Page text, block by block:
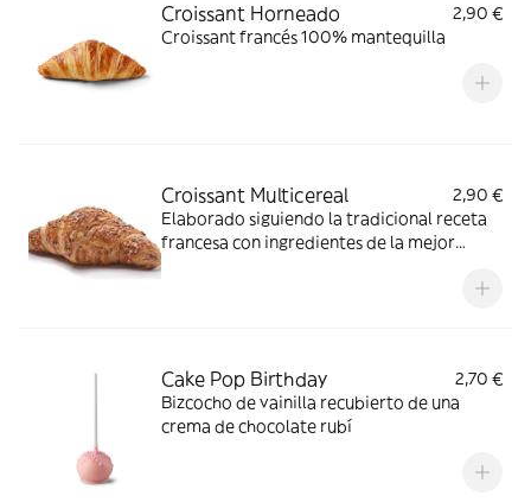
Croissant Horneado
2,90 €
Croissant francés 100% mantequilla
Croissant Multicereal
2,90 €
Elaborado siguiendo la tradicional receta
francesa con ingredientes de la mejor
Cake Pop Birthday
2,70 €
Bizcocho de vainilla recubierto de una
crema de chocolate rubí